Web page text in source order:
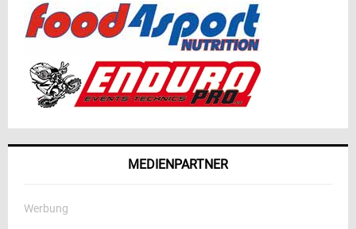
MEDIENPARTNER
Werbung